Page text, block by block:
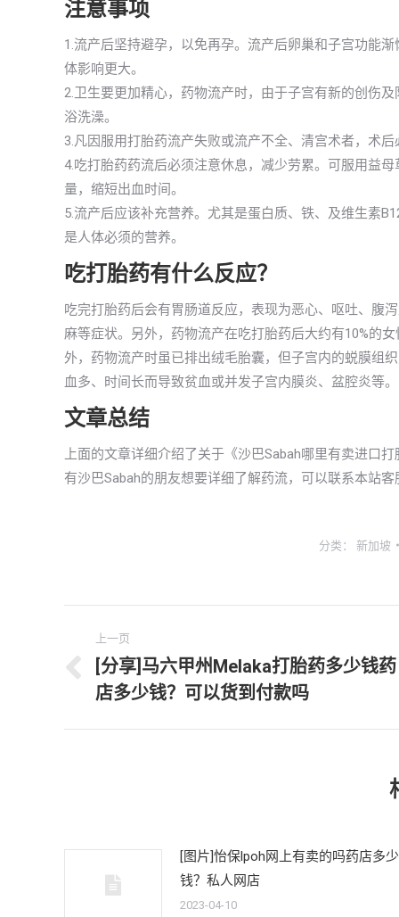
注意事项
1.流产后坚持避孕，以免再孕。流产后卵巢和子宫功能
体影响更大。
2.卫生要更加精心，药物流产时，由于子宫有新的创伤
浴洗澡。
3.凡因服用打胎药流产失败或流产不全、清宫术者，术
4.吃打胎药药流后必须注意休息，减少劳累。可服用益
量，缩短出血时间。
5.流产后应该补充营养。尤其是蛋白质、铁、及维生素
是人体必须的营养。
吃打胎药有什么反应？
吃完打胎药后会有胃肠道反应，表现为恶心、呕吐、腹
麻等症状。另外，药物流产在吃打胎药后大约有10%的
外，药物流产时虽已排出绒毛胎囊，但子宫内的蜕膜组
血多、时间长而导致贫血或并发子宫内膜炎、盆腔炎等。
文章总结
上面的文章详细介绍了关于《沙巴Sabah哪里有卖进口
有沙巴Sabah的朋友想要详细了解药流，可以联系本站客
分类： 新加坡
章
航
上一页
上
一
文
[分享]马六甲州Melaka打胎药多少钱药
店多少钱？可以货到付款吗
[图片]怡保lpoh网上有卖的吗药店多少
钱？私人网店
2023-04-10